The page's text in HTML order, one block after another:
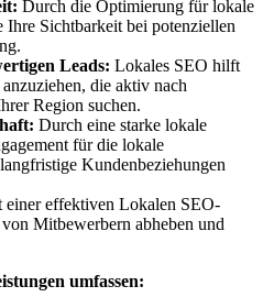
Durch die Optimierung für lokale
Ihre Sichtbarkeit bei potenziellen
Leads: Lokales SEO hilft
die aktiv nach
Region suchen.
Durch eine starke lokale
für die lokale
Kundenbeziehungen
einer effektiven Lokalen SEO-
Mitbewerbern abheben und
umfassen: